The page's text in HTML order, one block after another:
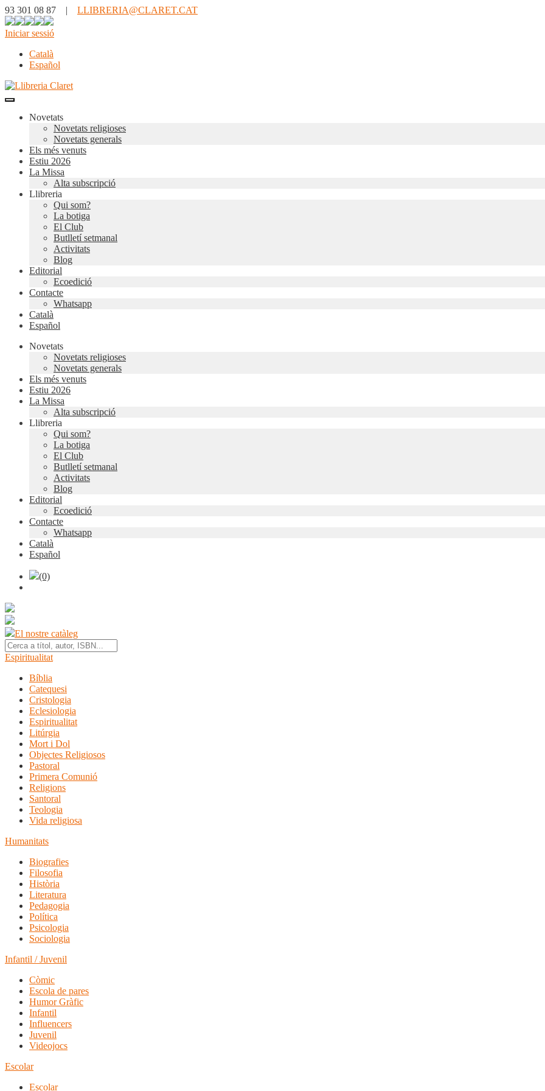
93 301 08 87 | LLIBRERIA@CLARET.CAT
Iniciar sessió
Català
Español
Novetats
Novetats religioses
Novetats generals
Els més venuts
Estiu 2026
La Missa
Alta subscripció
Llibreria
Qui som?
La botiga
El Club
Butlletí setmanal
Activitats
Blog
Editorial
Ecoedició
Contacte
Whatsapp
Català
Español
Novetats
Novetats religioses
Novetats generals
Els més venuts
Estiu 2026
La Missa
Alta subscripció
Llibreria
Qui som?
La botiga
El Club
Butlletí setmanal
Activitats
Blog
Editorial
Ecoedició
Contacte
Whatsapp
Català
Español
(0)
El nostre catàleg
Espiritualitat
Bíblia
Catequesi
Cristologia
Eclesiologia
Espiritualitat
Litúrgia
Mort i Dol
Objectes Religiosos
Pastoral
Primera Comunió
Religions
Santoral
Teologia
Vida religiosa
Humanitats
Biografies
Filosofia
Història
Literatura
Pedagogia
Política
Psicologia
Sociologia
Infantil / Juvenil
Còmic
Escola de pares
Humor Gràfic
Infantil
Influencers
Juvenil
Videojocs
Escolar
Escolar